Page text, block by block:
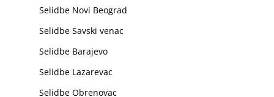
Selidbe Novi Beograd
Selidbe Savski venac
Selidbe Barajevo
Selidbe Lazarevac
Selidbe Obrenovac